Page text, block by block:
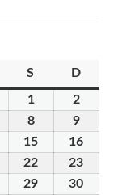
S D
11
Agosto
2026
22
Agosto
2026
88
Agosto
2026
99
Agosto
2026
Agosto
15
Agosto
16
Agosto
22
Agosto
23
29 30